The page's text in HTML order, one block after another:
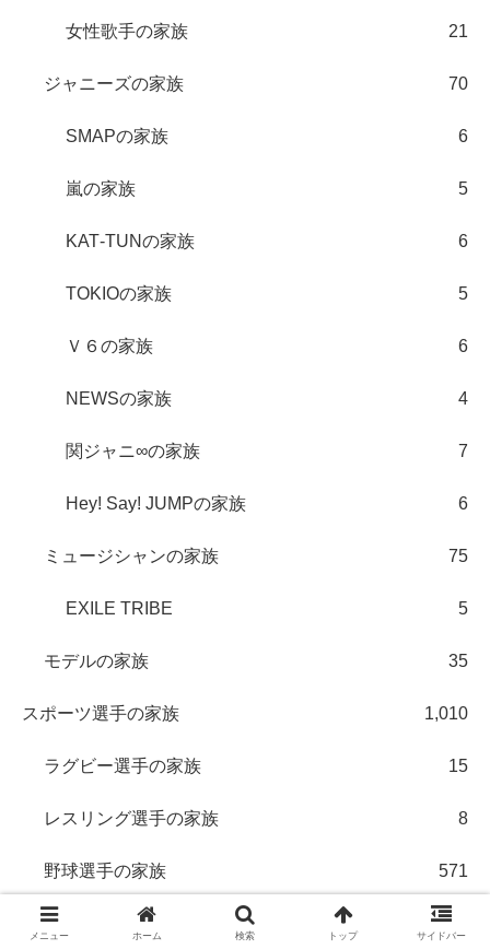
女性歌手の家族 21
ジャニーズの家族 70
SMAPの家族 6
嵐の家族 5
KAT‐TUNの家族 6
TOKIOの家族 5
Ｖ６の家族 6
NEWSの家族 4
関ジャニ∞の家族 7
Hey! Say! JUMPの家族 6
ミュージシャンの家族 75
EXILE TRIBE 5
モデルの家族 35
スポーツ選手の家族 1,010
ラグビー選手の家族 15
レスリング選手の家族 8
野球選手の家族 571
埼玉西武ライオンズ 18
メニュー ホーム 検索 トップ サイドバー